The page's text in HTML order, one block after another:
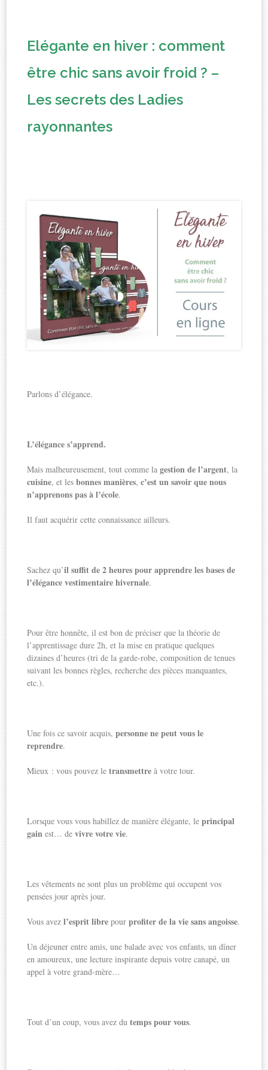
Elégante en hiver : comment
être chic sans avoir froid ? –
Les secrets des Ladies
rayonnantes
Parlons d’élégance.
L’élégance s’apprend.
Mais malheureusement, tout comme lagestion de l’argent, la
cuisine, et lesbonnes manières,c’est un savoir que nous
n’apprenons pas à l’école.
Il faut acquérir cette connaissance ailleurs.
Sachez qu’il suffit de 2 heures pour apprendre les bases de
l’élégance vestimentaire hivernale.
Pour être honnête, il est bon de préciser que la théorie de
l’apprentissage dure 2h, et la mise en pratique quelques
dizaines d’heures (tri de la garde-robe, composition de tenues
suivant les bonnes règles, recherche des pièces manquantes,
etc.).
Une fois ce savoir acquis,personne ne peut vous le
reprendre.
Mieux : vous pouvez letransmettre à votre tour.
Lorsque vous vous habillez de manière élégante, leprincipal
gain est… devivre votre vie.
Les vêtements ne sont plus un problème qui occupent vos
pensées jour après jour.
Vous avezl’esprit libre pourprofiter de la vie sans angoisse.
Un déjeuner entre amis, une balade avec vos enfants, un dîner
en amoureux, une lecture inspirante depuis votre canapé, un
appel à votre grand-mère…
Tout d’un coup, vous avez dutemps pour vous.